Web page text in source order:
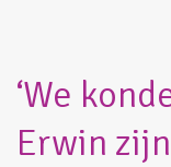
‘We
Erwin